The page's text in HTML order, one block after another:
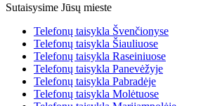
Sutaisysime Jūsų mieste
Telefonų taisykla Švenčionyse
Telefonų taisykla Šiauliuose
Telefonų taisykla Raseiniuose
Telefonų taisykla Panevėžyje
Telefonų taisykla Pabradėje
Telefonų taisykla Molėtuose